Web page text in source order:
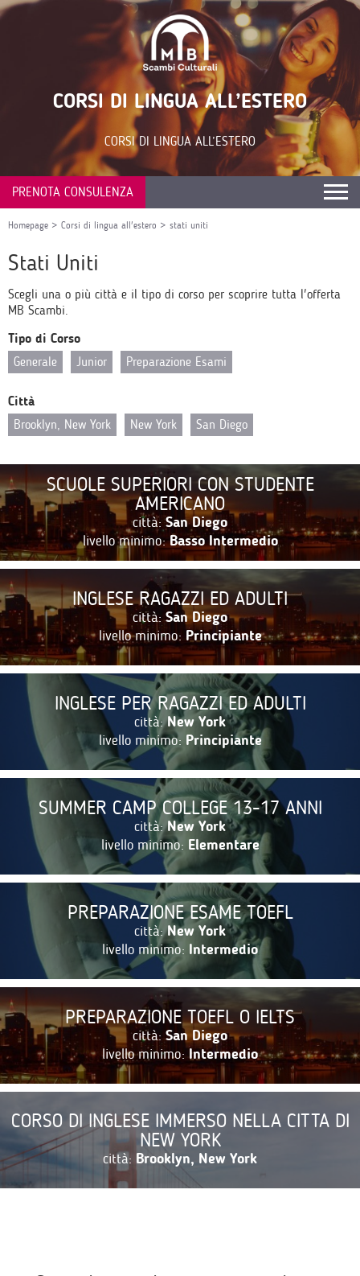
CORSI DI LINGUA ALL’ESTERO
CORSI DI LINGUA ALL’ESTERO
PRENOTA CONSULENZA
Homepage > Corsi di lingua all'estero > stati uniti
Stati Uniti
Scegli una o più città e il tipo di corso per scoprire tutta l'offerta
MB Scambi.
Tipo di Corso
Generale
Junior Preparazione Esami
Città
Brooklyn, New York
New York San Diego
SCUOLE SUPERIORI CON STUDENTE
AMERICANO
città:San Diego
livello minimo:Basso Intermedio
INGLESE RAGAZZI ED ADULTI
città:San Diego
livello minimo: Principiante
INGLESE PER RAGAZZI ED ADULTI
città:New York
livello minimo: Principiante
SUMMER CAMP COLLEGE 13-17 ANNI
città:New York
livello minimo: Elementare
PREPARAZIONE ESAME TOEFL
città:New York
livello minimo: Intermedio
PREPARAZIONE TOEFL O IELTS
città:San Diego
livello minimo:Intermedio
CORSO DI INGLESE IMMERSO NELLA CITTA DI
NEW YORK
città: Brooklyn, New York